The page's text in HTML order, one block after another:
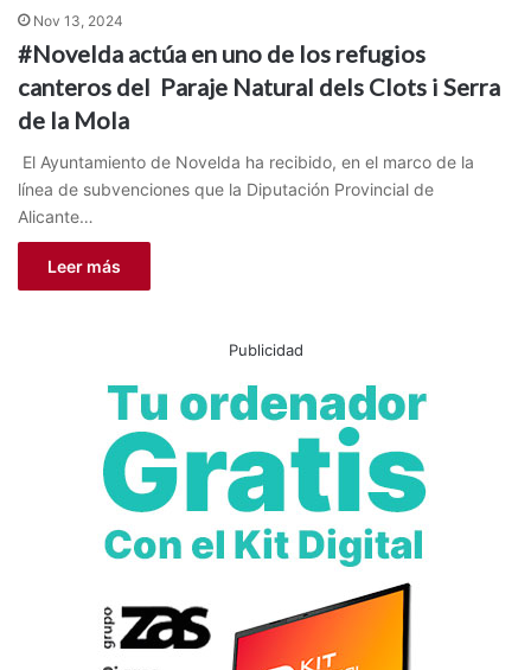
Nov 13, 2024
#Novelda actúa en uno de los refugios
canteros del Paraje Natural dels Clots i Serra
de la Mola
El Ayuntamiento de Novelda ha recibido, en el marco de la
línea de subvenciones que la Diputación Provincial de
Alicante…
Leer más
Publicidad